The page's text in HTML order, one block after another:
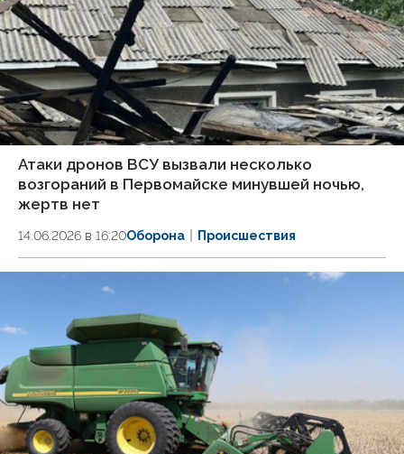
Атаки дронов ВСУ вызвали несколько
возгораний в Первомайске минувшей ночью,
жертв нет
14.06.2026 в 16:20Оборона Происшествия